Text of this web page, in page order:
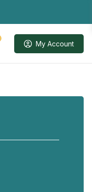
My Account